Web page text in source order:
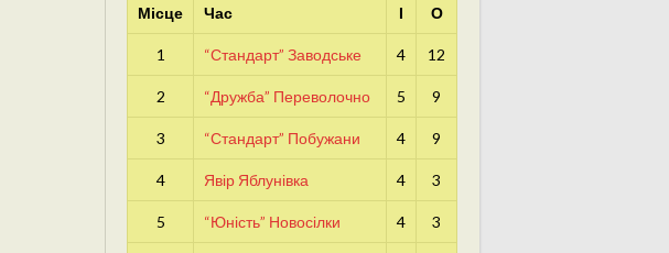
Місце Час І О
1 “Стандарт” Заводське 4 12
2 “Дружба” Переволочно 5 9
3 “Стандарт” Побужани 4 9
4 Явір Яблунівка 4 3
5 “Юність” Новосілки 4 3